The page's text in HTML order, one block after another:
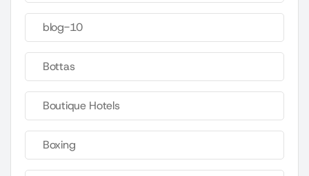
blog-10
Bottas
Boutique Hotels
Boxing